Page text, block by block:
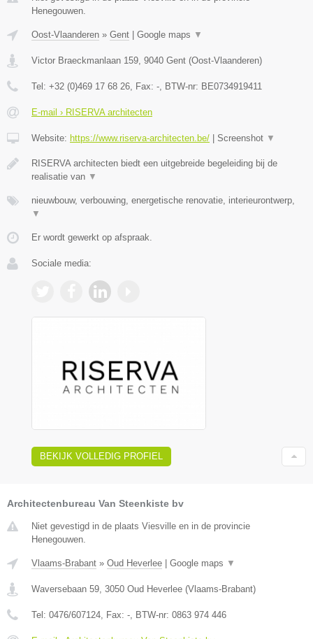
Henegouwen.
Oost-Vlaanderen » Gent Google maps ▼
Victor Braeckmanlaan 159, 9040 Gent (Oost-Vlaanderen)
Tel: +32 (0)469 17 68 26, Fax: -, BTW-nr: BE0734919411
E-mail › RISERVA architecten
Website: https://www.riserva-architecten.be/ Screenshot ▼
RISERVA architecten biedt een uitgebreide begeleiding bij de
realisatie van ▼
nieuwbouw, verbouwing, energetische renovatie, interieurontwerp,
▼
Er wordt gewerkt op afspraak.
Sociale media:
BEKIJK VOLLEDIG PROFIEL
Architectenbureau Van Steenkiste bv
Niet gevestigd in de plaats Viesville en in de provincie
Henegouwen.
Vlaams-Brabant » Oud Heverlee Google maps ▼
Waversebaan 59 3050 Oud Heverlee (Vlaams-Brabant)
Tel: 0476/607124 , Fax: - , BTW-nr: 0863 974 446